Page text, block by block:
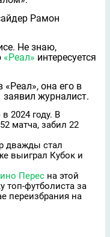
Рамон
Не знаю,
«Реал» интересуется
она его в
заявил журналист.
2024 году. В
матча, забил 22
дважды стал
выиграл Кубок и
Перес на этой
топ-футболиста за
переизбрания на